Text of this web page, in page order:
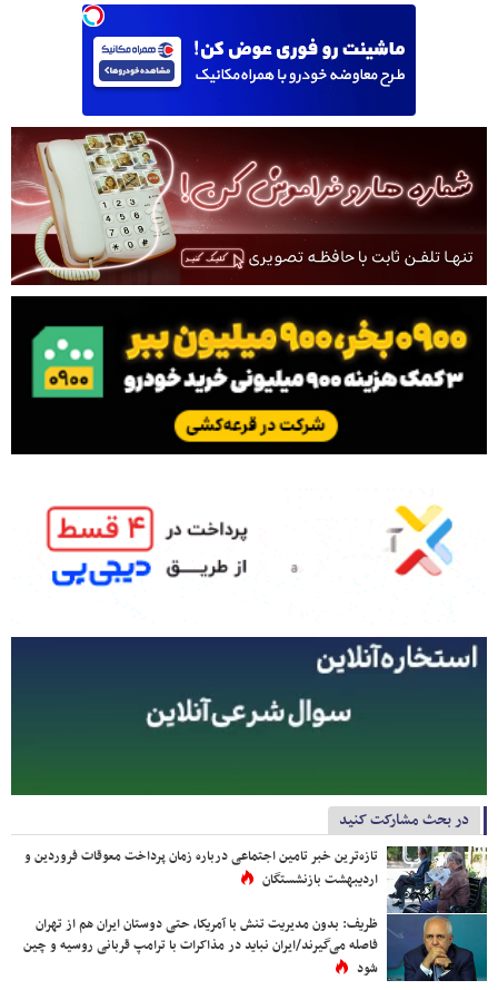
در بحث مشارکت کنید
تازه‌ترین خبر تامین اجتماعی درباره زمان پرداخت معوقات فروردین و
اردیبهشت بازنشستگان
ظریف: بدون مدیریت تنش با آمریکا، حتی دوستان ایران هم از تهران
فاصله می‌گیرند/ایران نباید در مذاکرات با ترامپ قربانی روسیه و چین
شود